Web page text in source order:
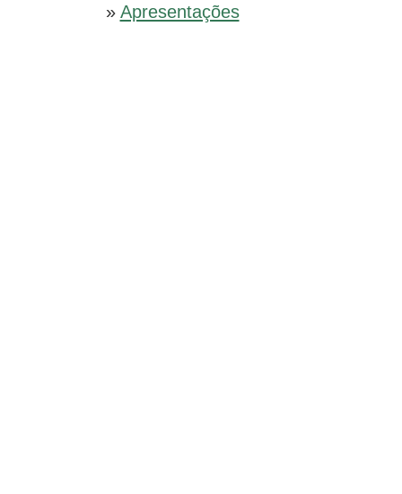
» Apresentações